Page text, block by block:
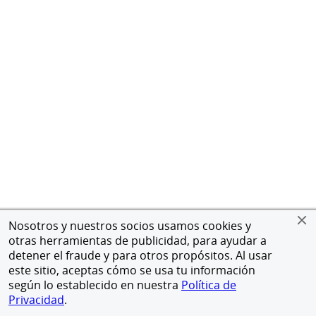
Nosotros y nuestros socios usamos cookies y
otras herramientas de publicidad, para ayudar a
detener el fraude y para otros propósitos. Al usar
este sitio, aceptas cómo se usa tu información
según lo establecido en nuestra Política de
Privacidad.